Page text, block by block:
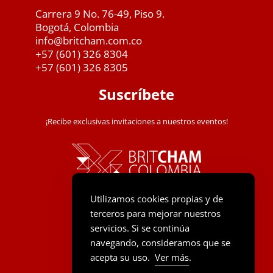
Carrera 9 No. 76-49, Piso 9.
Bogotá, Colombia
info@britcham.com.co
+57 (601) 326 8304
+57 (601) 326 8305
Suscríbete
¡Recibe exclusivas invitaciones a nuestros eventos!
Utilizamos cookies propias y de
terceros para mejorar nuestros
servicios. Si se continúa
navegando, consideramos que se
acepta su uso. Ver más.